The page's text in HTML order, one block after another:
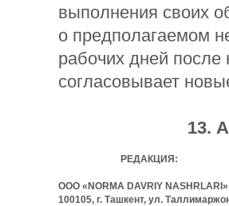
выполнения своих
о предполагаемом
рабочих дней
согласовывает
13.
РЕДАКЦИЯ:
ООО «NORMA DAVRIY NASHRLARI»
100105, г. Ташкент, ул.